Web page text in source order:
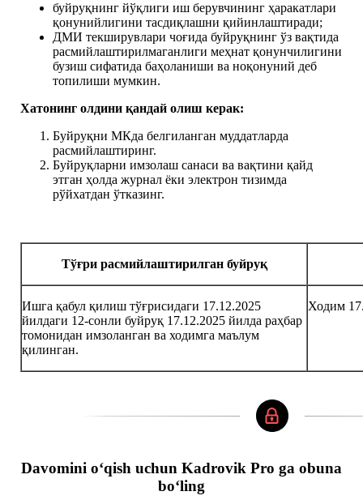
буйруқнинг йўқлиги иш берувчининг ҳаракатлари
қонунийлигини тасдиқлашни қийинлаштиради;
ДМИ текширувлари чоғида буйруқнинг ўз вақтида
расмийлаштирилмаганлиги меҳнат қонунчилигини
бузиш сифатида баҳоланиши ва ноқонуний деб
топилиши мумкин.
Хатонинг олдини қандай олиш керак:
Буйруқни МКда белгиланган муддатларда
расмийлаштиринг.
Буйруқларни имзолаш санаси ва вақтини қайд
этган ҳолда журнал ёки электрон тизимда
рўйхатдан ўтказинг.
Тўғри расмийлаштирилган буйруқ
Ишга қабул қилиш тўғрисидаги 17.12.2025
йилдаги 12-сонли буйруқ 17.12.2025 йилда раҳбар
томонидан имзоланган ва ходимга маълум
қилинган.
Ходим
Davomini oʻqish uchun Kadrovik Pro ga obuna
boʻling